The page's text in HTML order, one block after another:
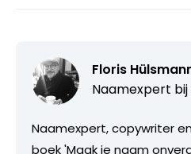
Floris
Naamexpert bij
Naamexpert, copywriter
boek 'Maak je naam